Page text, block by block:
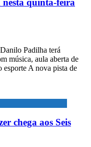
quinta-feira
Padilha terá
música, aula aberta de
esporte A nova pista de
chega aos Seis